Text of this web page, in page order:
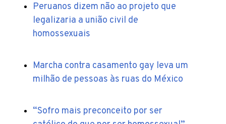
Peruanos dizem não ao projeto que
legalizaria a união civil de
homossexuais
Marcha contra casamento gay leva um
milhão de pessoas às ruas do México
“Sofro mais preconceito por ser